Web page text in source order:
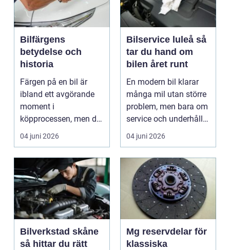
Bilfärgens
betydelse och
historia
Färgen på en bil är
ibland ett avgörande
moment i
köpprocessen, men det
ha...
04 juni 2026
Bilservice luleå så
tar du hand om
bilen året runt
En modern bil klarar
många mil utan större
problem, men bara om
service och underhåll
sköts i tid. I...
04 juni 2026
Bilverkstad skåne
så hittar du rätt
Mg reservdelar för
klassiska